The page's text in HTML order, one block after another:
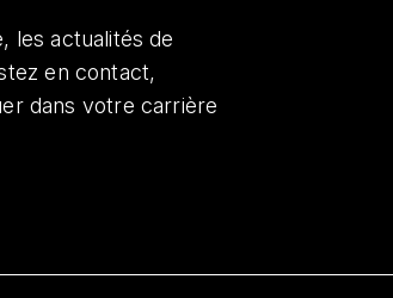
les actualités de
en contact,
dans votre carrière